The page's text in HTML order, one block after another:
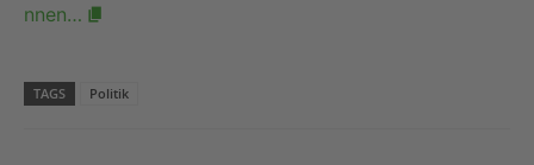
nnen…
TAGS Politik